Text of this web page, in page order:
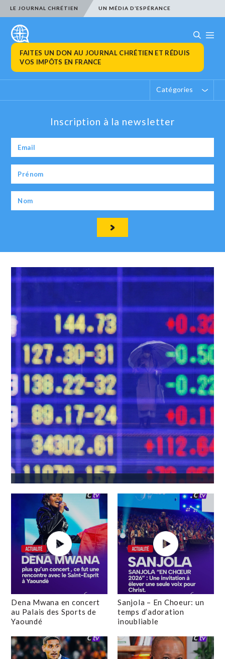
LE JOURNAL CHRÉTIEN UN MÉDIA D’ESPÉRANCE
FAITES UN DON AU JOURNAL CHRÉTIEN ET RÉDUIS
VOS IMPÔTS EN FRANCE
Catégories
Inscription à la newsletter
Dena Mwana en concert
au Palais des Sports de
Yaoundé
Sanjola – En Choeur: un
temps d’adoration
inoubliable